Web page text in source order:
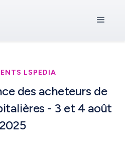
LSPEDIA
des acheteurs de
- 3 et 4 août
2025